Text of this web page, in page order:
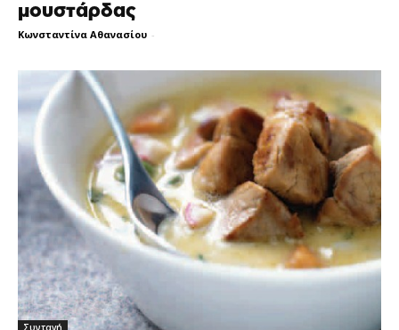
μουστάρδας
Κωνσταντίνα Αθανασίου -
Συνταγή